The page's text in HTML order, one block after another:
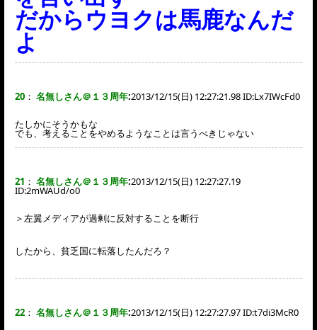
だからウヨクは馬鹿なんだ
よ
20 ： 名無しさん＠１３周年:2013/12/15(日) 12:27:21.98 ID:Lx7IWcFd0
たしかにそうかもな
でも、考えることをやめるようなことは言うべきじゃない
21 ： 名無しさん＠１３周年:2013/12/15(日) 12:27:27.19
ID:2mWAUd/o0
＞左翼メディアが過剰に反対することを断行
したから、貧乏国に転落したんだろ？
22 ： 名無しさん＠１３周年:2013/12/15(日) 12:27:27.97 ID:t7di3McR0